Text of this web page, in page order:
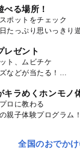
べる場所！
ポットをチェック
たっぷり思いっきり
レゼント
ト、ムビチケ
などが当たる！
キラめくホンモノ
ロに教わる
親子体験プログラム！
全国のおでか